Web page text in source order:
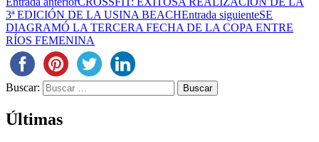
3ª EDICIÓN DE LA USINA BEACHEntrada siguienteSE
DIAGRAMÓ LA TERCERA FECHA DE LA COPA ENTRE
RÍOS FEMENINA
Buscar:
Últimas